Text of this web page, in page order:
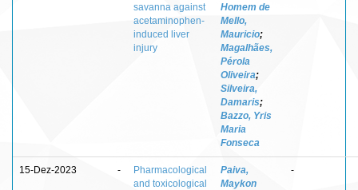
savanna against
acetaminophen-
induced liver
injury
Homem de
Mello,
Mauricio;
Magalhães,
Pérola
Oliveira;
Silveira,
Damaris;
Bazzo, Yris
Maria
Fonseca
15-Dez-2023 -
Pharmacological
and toxicological
Paiva,
Maykon
-